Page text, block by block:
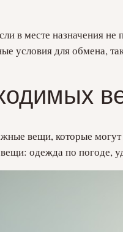
в месте назначения
условия для обмена,
вещи, которые
одежда по погоде,